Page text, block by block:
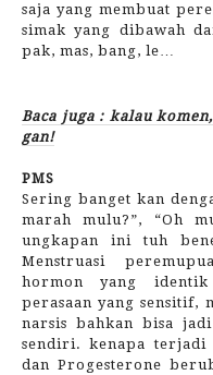
saja yang membuat
simak yang dibawah
pak, mas, bang, le…
Baca juga : kalau
gan!
PMS
Sering banget kan
marah mulu?”, “Oh
ungkapan ini tuh
Menstruasi
hormon yang identik
perasaan yang sensitif,
narsis bahkan bisa
sendiri. kenapa terjadi
dan Progesterone